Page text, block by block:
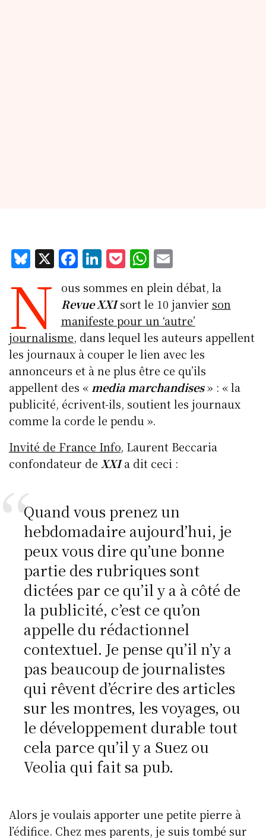
Bl
e
s
k
y
X F
c
e
b
o
o
k
Li
k
e
d
I
n
P
c
k
et
W
h
at
s
A
p
p
m
ai
l
N
ous sommes en plein débat, la
Revue XXIsort le 10 janvier son
manifeste pour un ‘autre’
journalisme, dans lequel les auteurs appellent
les journaux à couper le lien avec les
annonceurs et à ne plus être ce qu’ils
appellent des «media marchandises» : « la
publicité, écrivent-ils, soutient les journaux
comme la corde le pendu ».
Invité de France Info, Laurent Beccaria
confondateur deXXIa dit ceci :
Quand vous prenez un
hebdomadaire aujourd’hui, je
peux vous dire qu’une bonne
partie des rubriques sont
dictées par ce qu’il y a à côté de
la publicité, c’est ce qu’on
appelle du rédactionnel
contextuel. Je pense qu’il n’y a
pas beaucoup de journalistes
qui rêvent d’écrire des articles
sur les montres, les voyages, ou
le développement durable tout
cela parce qu’il y a Suez ou
Veolia qui fait sa pub.
Alors je voulais apporter une petite pierre à
l’édifice. Chez mes parents, je suis tombé sur